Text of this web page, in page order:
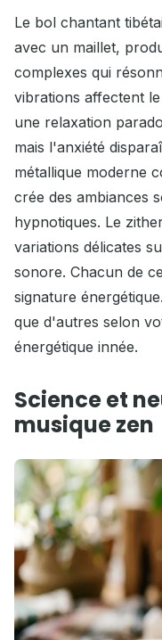
Le bol chantant
avec un maillet,
complexes qui
vibrations affectent
une relaxation
mais l'anxiété
métallique moderne
crée des ambiances
hypnotiques. Le
variations délicates
sonore. Chacun de
signature
que d'autres selon
énergétique innée.
Science et
musique zen